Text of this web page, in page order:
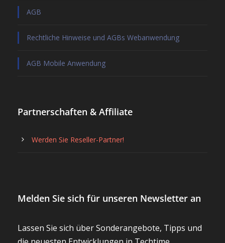
AGB
Rechtliche Hinweise und AGBs Webanwendung
AGB Mobile Anwendung
Partnerschaften & Affiliate
Werden Sie Reseller-Partner!
Melden Sie sich für unseren Newsletter an
Lassen Sie sich über Sonderangebote, Tipps und